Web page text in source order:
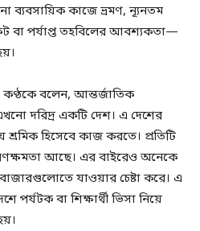
ব্যবসায়িক কাজে ভ্রমণ, ন্যূনতম
বা পর্যাপ্ত তহবিলের আবশ্যকতা—
বলেন, আন্তর্জাতিক
দরিদ্র একটি দেশ। এ দেশের
শ্রমিক হিসেবে কাজ করতে। প্রতিটি
আছে। এর বাইরেও অনেকে
যাওয়ার চেষ্টা করে। এ
পর্যটক বা শিক্ষার্থী ভিসা নিয়ে